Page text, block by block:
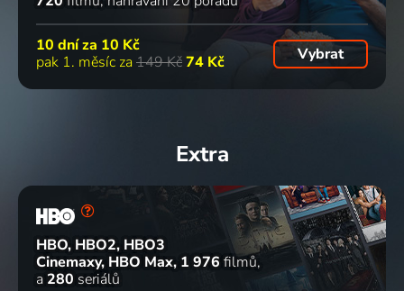
10 dní za 10 Kč
pak 1. měsíc za 149 Kč74 Kč Vybrat
Extra
HBO, HBO2, HBO3
Cinemaxy, HBO Max 1 976 filmů
a 280 seriálů